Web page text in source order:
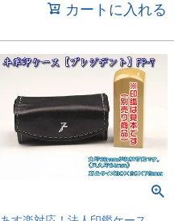
カートに入れる